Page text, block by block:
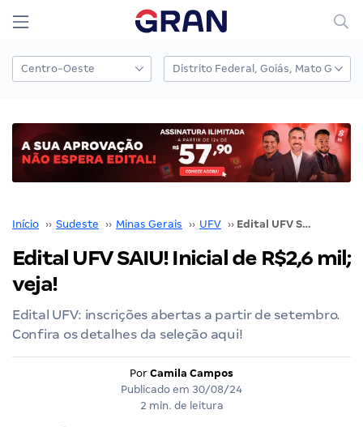
Início ›› Sudeste ›› Minas Gerais ›› UFV ›› Edital UFV SAIU! Inicial de R$2,6 mil; veja!
Edital UFV SAIU! Inicial de R$2,6 mil;
veja!
Edital UFV: inscrições abertas a partir de setembro.
Confira os detalhes da seleção aqui!
Por Camila Campos
Publicado em 30/08/24
2 min. de leitura